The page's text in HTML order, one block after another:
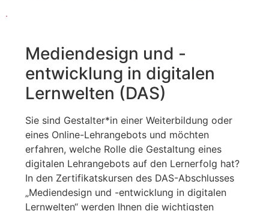
Mediendesign und -
entwicklung in digitalen
Lernwelten (DAS)
Sie sind Gestalter*in einer Weiterbildung oder
eines Online-Lehrangebots und möchten
erfahren, welche Rolle die Gestaltung eines
digitalen Lehrangebots auf den Lernerfolg hat?
In den Zertifikatskursen des DAS-Abschlusses
„Mediendesign und -entwicklung in digitalen
Lernwelten“ werden Ihnen die wichtigsten